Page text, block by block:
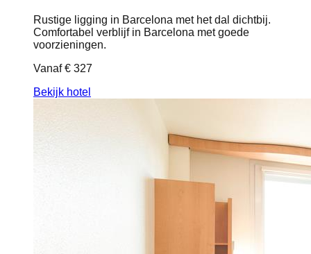
Rustige ligging in Barcelona met het dal dichtbij.
Comfortabel verblijf in Barcelona met goede
voorzieningen.
Vanaf€ 327
Bekijk hotel